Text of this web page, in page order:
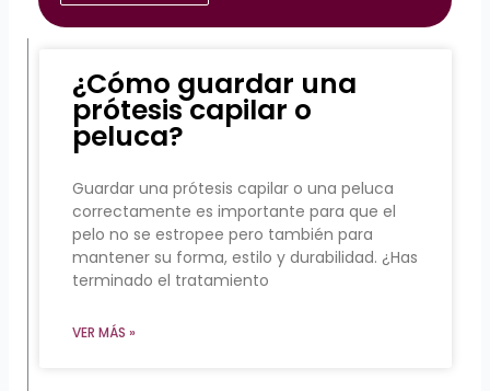
¿Cómo guardar una
prótesis capilar o
peluca?
Guardar una prótesis capilar o una peluca
correctamente es importante para que el
pelo no se estropee pero también para
mantener su forma, estilo y durabilidad. ¿Has
terminado el tratamiento
VER MÁS »